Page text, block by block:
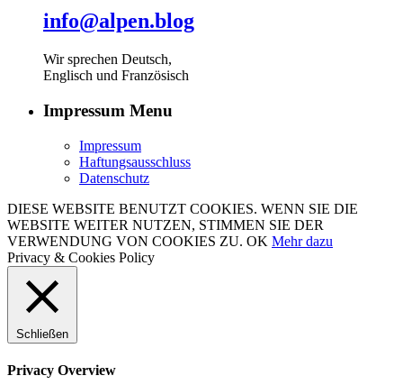
info@alpen.blog
Wir sprechen Deutsch,
Englisch und Französisch
Impressum Menu
Impressum
Haftungsausschluss
Datenschutz
DIESE WEBSITE BENUTZT COOKIES. WENN SIE DIE
WEBSITE WEITER NUTZEN, STIMMEN SIE DER
VERWENDUNG VON COOKIES ZU. OK Mehr dazu
Privacy & Cookies Policy
Schließen
Privacy Overview